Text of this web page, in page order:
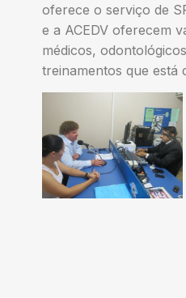
oferece o serviço de
e a ACEDV oferecem
médicos,
treinamentos que está